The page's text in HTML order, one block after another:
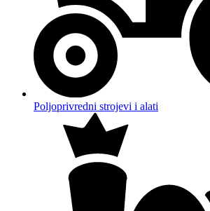
Poljoprivredni strojevi i alati